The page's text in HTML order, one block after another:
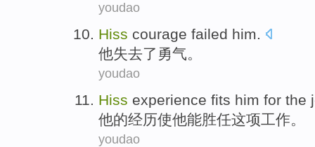
youdao
Hiss courage failed him.
他失去了 勇气。
youdao
Hiss experience fits him for the
他的经历使他能胜任这项工作。
youdao